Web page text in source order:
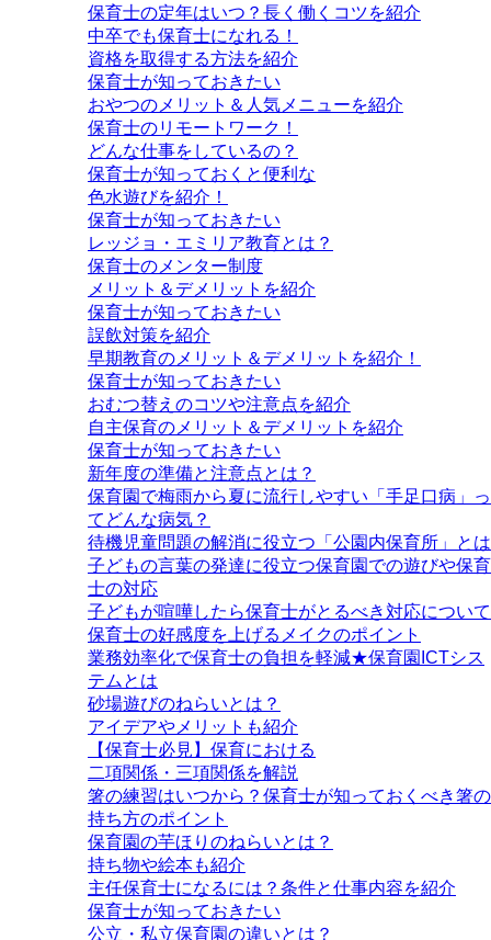
保育士の定年はいつ？長く働くコツを紹介
中卒でも保育士になれる！
資格を取得する方法を紹介
保育士が知っておきたい
おやつのメリット＆人気メニューを紹介
保育士のリモートワーク！
どんな仕事をしているの？
保育士が知っておくと便利な
色水遊びを紹介！
保育士が知っておきたい
レッジョ・エミリア教育とは？
保育士のメンター制度
メリット＆デメリットを紹介
保育士が知っておきたい
誤飲対策を紹介
早期教育のメリット＆デメリットを紹介！
保育士が知っておきたい
おむつ替えのコツや注意点を紹介
自主保育のメリット＆デメリットを紹介
保育士が知っておきたい
新年度の準備と注意点とは？
保育園で梅雨から夏に流行しやすい「手足口病」っ
てどんな病気？
待機児童問題の解消に役立つ「公園内保育所」とは
子どもの言葉の発達に役立つ保育園での遊びや保育
士の対応
子どもが喧嘩したら保育士がとるべき対応について
保育士の好感度を上げるメイクのポイント
業務効率化で保育士の負担を軽減★保育園ICTシス
テムとは
砂場遊びのねらいとは？
アイデアやメリットも紹介
【保育士必見】保育における
二項関係・三項関係を解説
箸の練習はいつから？保育士が知っておくべき箸の
持ち方のポイント
保育園の芋ほりのねらいとは？
持ち物や絵本も紹介
主任保育士になるには？条件と仕事内容を紹介
保育士が知っておきたい
公立・私立保育園の違いとは？